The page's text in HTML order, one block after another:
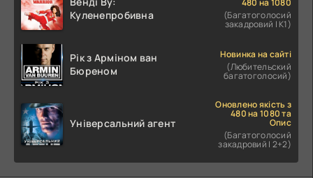
Куленепробивна
480 на 1080
(Багатоголосий
закадровий | К1)
Рік з Арміном ван
Бюреном
Новинка на сайті
(Любительский
багатоголосий)
Універсальний агент
Оновлено якість з
480 на 1080 та
Опис
(Багатоголосий
закадровий | 2+2)